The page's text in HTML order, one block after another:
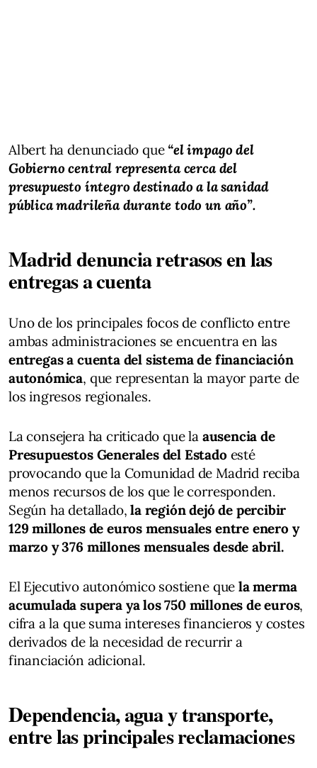
Albert ha denunciado que “el impago del
Gobierno central representa cerca del
presupuesto íntegro destinado a la sanidad
pública madrileña durante todo un año”.
Madrid denuncia retrasos en las
entregas a cuenta
Uno de los principales focos de conflicto entre
ambas administraciones se encuentra en las
entregas a cuenta del sistema de financiación
autonómica, que representan la mayor parte de
los ingresos regionales.
La consejera ha criticado que la ausencia de
Presupuestos Generales del Estadoesté
provocando que la Comunidad de Madrid reciba
menos recursos de los que le corresponden.
Según ha detallado, la región dejó de percibir
129 millones de euros mensuales entre enero y
marzo y 376 millones mensuales desde abril.
El Ejecutivo autonómico sostiene que la merma
acumulada supera ya los 750 millones de euros,
cifra a la que suma intereses financieros y costes
derivados de la necesidad de recurrir a
financiación adicional.
Dependencia, agua y transporte,
entre las principales reclamaciones